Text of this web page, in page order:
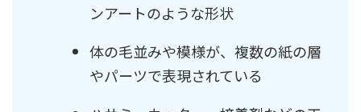
ンアートのような形状
体の毛並みや模様が、複数の紙の層
やパーツで表現されている